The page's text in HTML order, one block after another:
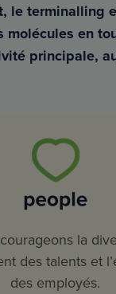
le terminalling
molécules en
principale,
la
des talents et
des employés.